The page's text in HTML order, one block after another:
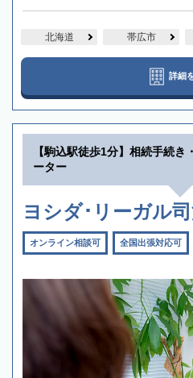
北海道 帯広市
詳細
【駒込駅徒歩1分】相続手続
ーター
ヨシダ･リーガル
オンライン相談可 全国出張対応可